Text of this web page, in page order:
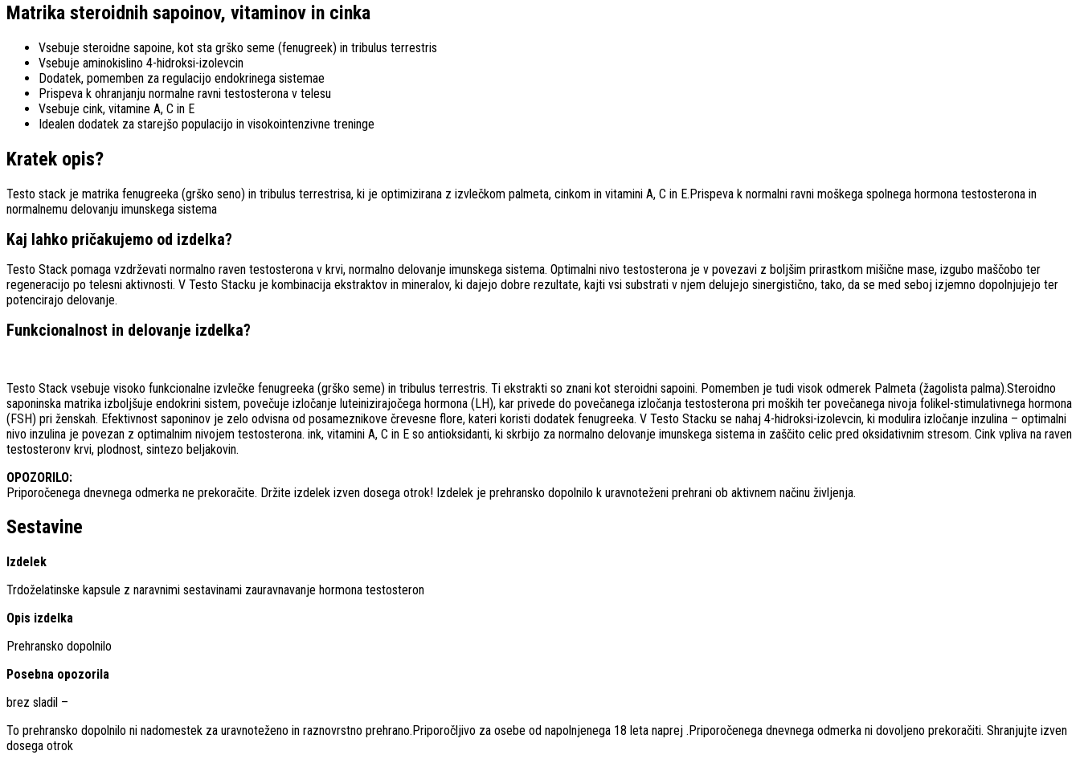
Matrika steroidnih sapoinov, vitaminov in cinka
Vsebuje steroidne sapoine, kot sta grško seme (fenugreek) in tribulus terrestris
Vsebuje aminokislino 4-hidroksi-izolevcin
Dodatek, pomemben za regulacijo endokrinega sistemae
Prispeva k ohranjanju normalne ravni testosterona v telesu
Vsebuje cink, vitamine A, C in E
Idealen dodatek za starejšo populacijo in visokointenzivne treninge
Kratek opis?
Testo stack je matrika fenugreeka (grško seno) in tribulus terrestrisa, ki je optimizirana z izvlečkom palmeta, cinkom in vitamini A, C in E.Prispeva k normalni ravni moškega spolnega hormona testosterona in
normalnemu delovanju imunskega sistema
Kaj lahko pričakujemo od izdelka?
Testo Stack pomaga vzdrževati normalno raven testosterona v krvi, normalno delovanje imunskega sistema. Optimalni nivo testosterona je v povezavi z boljšim prirastkom mišične mase, izgubo maščobo ter
regeneracijo po telesni aktivnosti. V Testo Stacku je kombinacija ekstraktov in mineralov, ki dajejo dobre rezultate, kajti vsi substrati v njem delujejo sinergistično, tako, da se med seboj izjemno dopolnjujejo ter
potencirajo delovanje.
Funkcionalnost in delovanje izdelka?
Testo Stack vsebuje visoko funkcionalne izvlečke fenugreeka (grško seme) in tribulus terrestris. Ti ekstrakti so znani kot steroidni sapoini. Pomemben je tudi visok odmerek Palmeta (žagolista palma).Steroidno
saponinska matrika izboljšuje endokrini sistem, povečuje izločanje luteinizirajočega hormona (LH), kar privede do povečanega izločanja testosterona pri moških ter povečanega nivoja folikel-stimulativnega hormona
(FSH) pri ženskah. Efektivnost saponinov je zelo odvisna od posameznikove črevesne flore, kateri koristi dodatek fenugreeka. V Testo Stacku se nahaj 4-hidroksi-izolevcin, ki modulira izločanje inzulina – optimalni
nivo inzulina je povezan z optimalnim nivojem testosterona. ink, vitamini A, C in E so antioksidanti, ki skrbijo za normalno delovanje imunskega sistema in zaščito celic pred oksidativnim stresom. Cink vpliva na raven
testosteronv krvi, plodnost, sintezo beljakovin.
OPOZORILO:
Priporočenega dnevnega odmerka ne prekoračite. Držite izdelek izven dosega otrok! Izdelek je prehransko dopolnilo k uravnoteženi prehrani ob aktivnem načinu življenja.
Sestavine
Izdelek
Trdoželatinske kapsule z naravnimi sestavinami zauravnavanje hormona testosteron
Opis izdelka
Prehransko dopolnilo
Posebna opozorila
brez sladil –
To prehransko dopolnilo ni nadomestek za uravnoteženo in raznovrstno prehrano.Priporočljivo za osebe od napolnjenega 18 leta naprej .Priporočenega dnevnega odmerka ni dovoljeno prekoračiti. Shranjujte izven
dosega otrok